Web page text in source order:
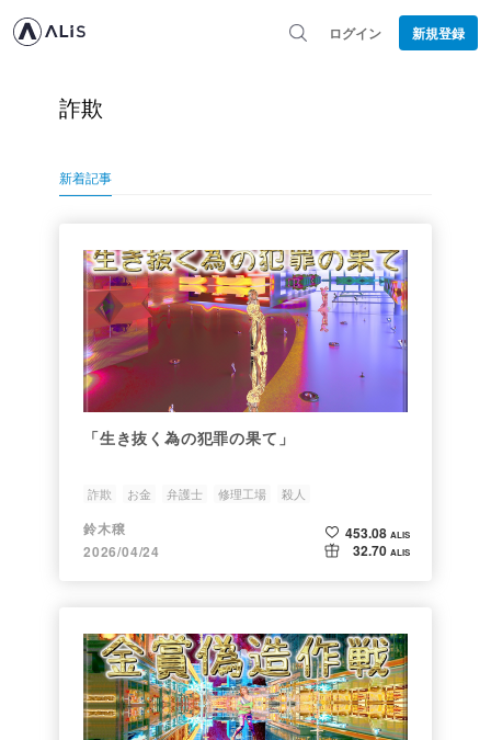
ログイン 新規登録
詐欺
新着記事
「生き抜く為の犯罪の果て」
詐欺 お金 弁護士 修理工場 殺人
鈴木穣
2026/04/24
453.08 ALIS
32.70 ALIS